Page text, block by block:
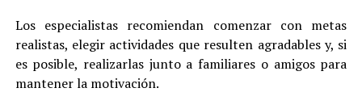
Los especialistas recomiendan comenzar con metas
realistas, elegir actividades que resulten agradables y, si
es posible, realizarlas junto a familiares o amigos para
mantener la motivación.